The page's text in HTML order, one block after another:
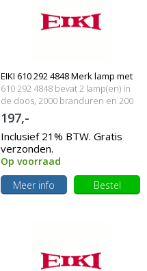
EIKI 610 292 4848 Merk lamp met
behuizing
610 292 4848 bevat 2 lamp(en) in
de doos, 2000 branduren en 200
Watt
197,-
Inclusief 21% BTW. Gratis
verzonden.
Op voorraad
Meer info
Bestel